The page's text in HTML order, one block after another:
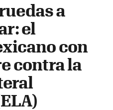
a
el
con
contra la